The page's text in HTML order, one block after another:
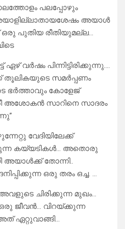
പലപ്പോഴും
അയാൾ
പുതിയ രീതിയുമല്ല…
ഏഴ് വർഷം പിന്നിട്ടിരിക്കുന്നു….
തൂലികയുടെ സമർപ്പണം
ഭർത്താവും കോളേജ്
അശോകൻ സാറിനെ സാദരം
വേദിയിലേക്ക്
കയ്യടികൾ… അതൊരു
അയാൾക്ക് തോന്നി..
ഒരു തരം ഒച്ച. …
ചിരിക്കുന്ന മുഖം…
ജീവൻ… വിറയ്ക്കുന്ന
ഏറ്റുവാങ്ങി…